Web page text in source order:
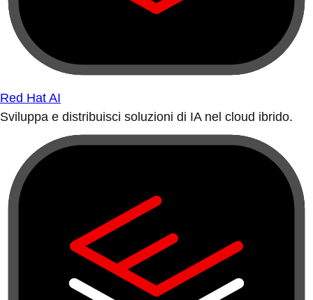
Red Hat AI
Sviluppa e distribuisci soluzioni di IA nel cloud ibrido.